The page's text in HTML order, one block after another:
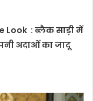
Look : ब्लैक साड़ी में
अदाओं का जादू